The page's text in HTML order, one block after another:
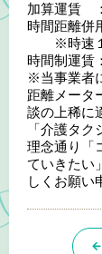
加算運賃
時間距離併
※時速１
時間制運賃
※当事業者
距離メータ
談の上稀に
「介護タ
理念通り「
ていきたい
しくお願い